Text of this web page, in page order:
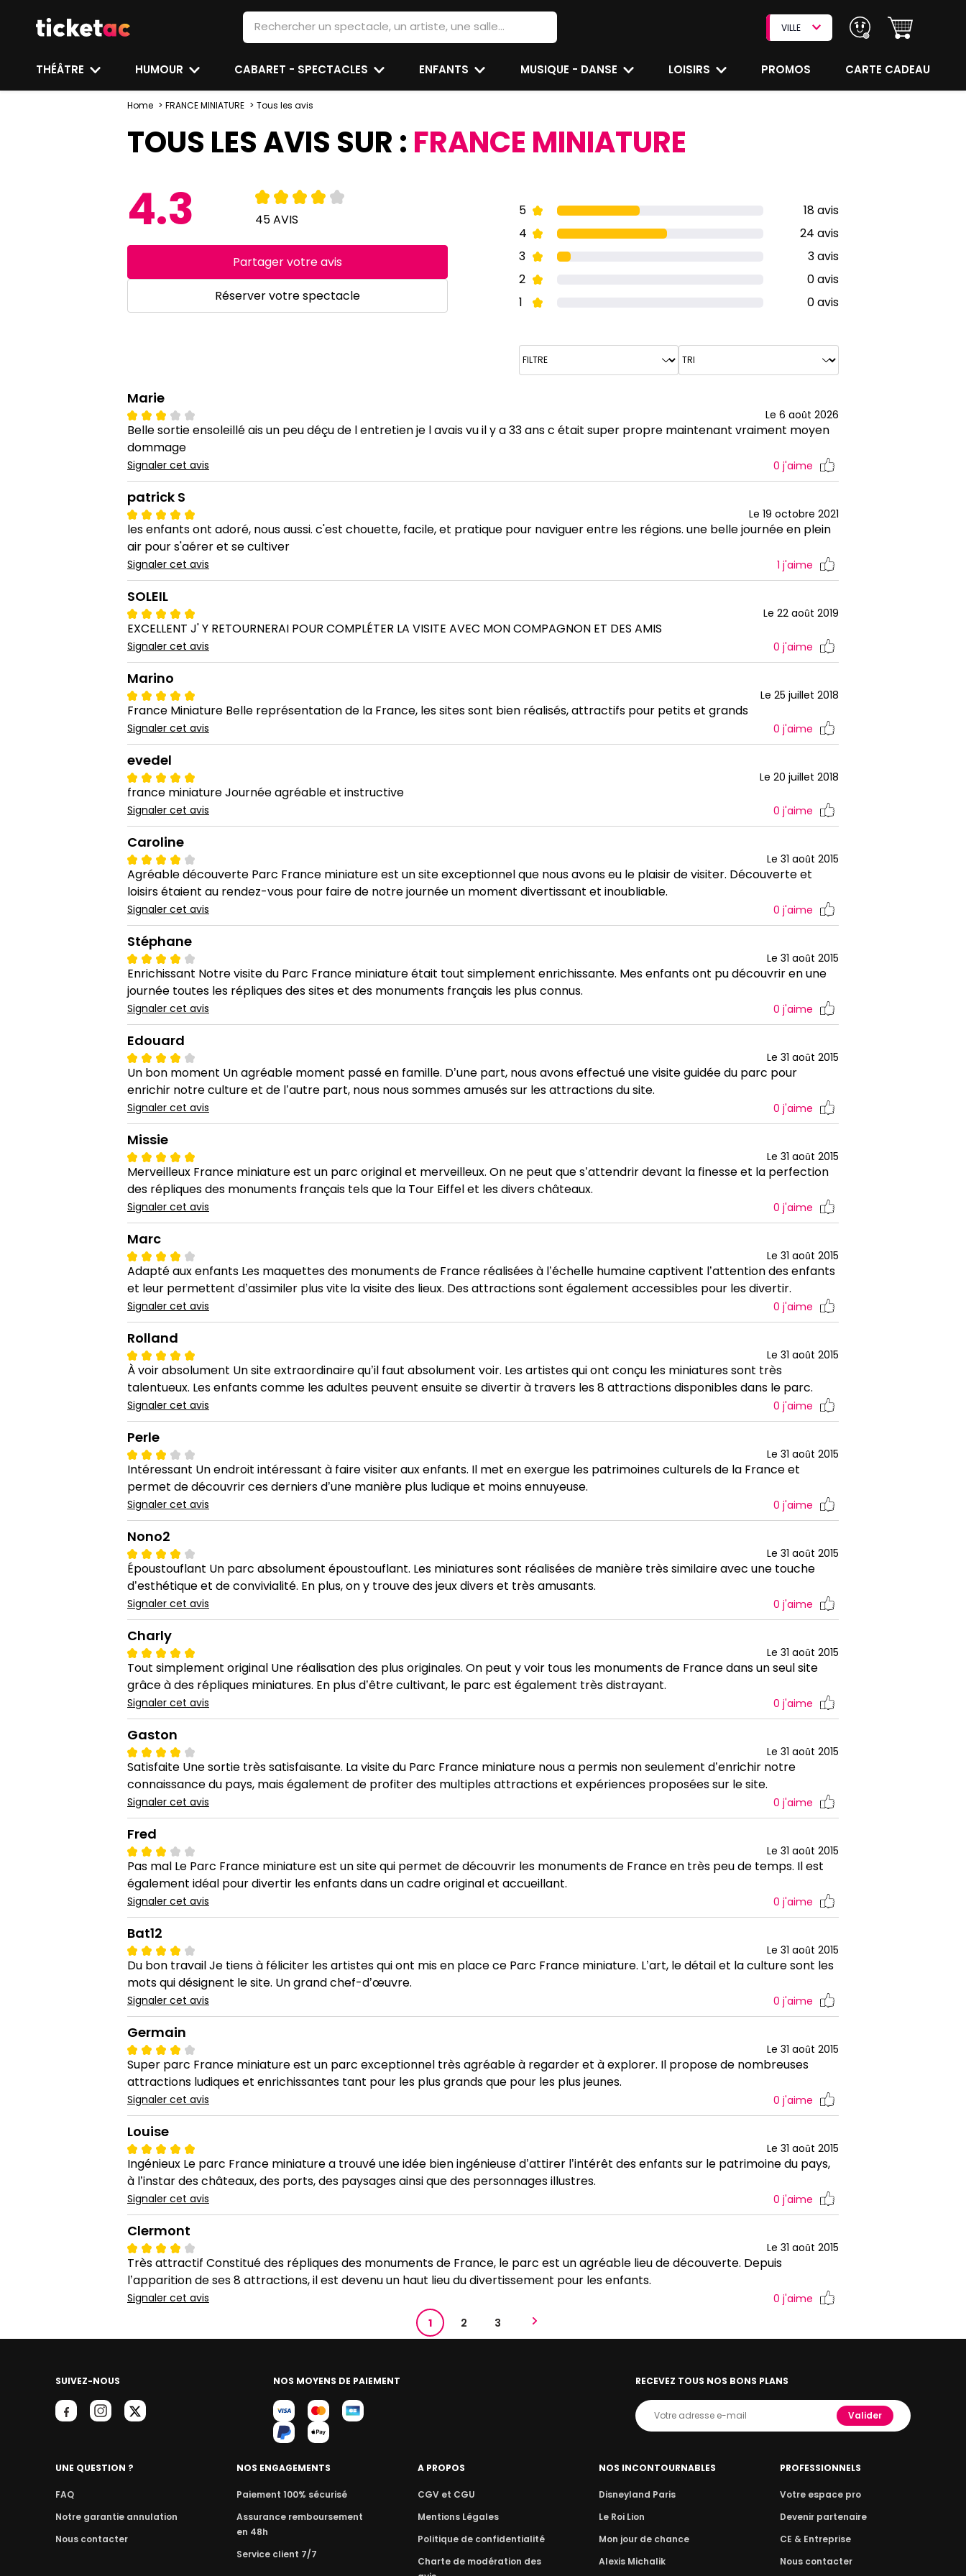
VILLE
THÉÂTRE HUMOUR CABARET - SPECTACLES ENFANTS MUSIQUE - DANSE LOISIRS PROMOS CARTE CADEAU
Home FRANCE MINIATURE Tous les avis
TOUS LES AVIS SUR : FRANCE MINIATURE
4.3 45 AVIS
Réserver votre spectacle
Partager votre avis
5
18 avis
4
24 avis
3
3 avis
2
0 avis
1
0 avis
Marie
Le 6 août 2026
Belle sortie ensoleillé ais un peu déçu de l entretien je l avais vu il y a 33 ans c était super propre maintenant vraiment moyen
dommage
Signaler cet avis 0 j'aime
patrick S
Le 19 octobre 2021
les enfants ont adoré, nous aussi. c'est chouette, facile, et pratique pour naviguer entre les régions. une belle journée en plein
air pour s'aérer et se cultiver
Signaler cet avis 1 j'aime
SOLEIL
Le 22 août 2019
EXCELLENT J' Y RETOURNERAI POUR COMPLÉTER LA VISITE AVEC MON COMPAGNON ET DES AMIS
Signaler cet avis 0 j'aime
Marino
Le 25 juillet 2018
France Miniature Belle représentation de la France, les sites sont bien réalisés, attractifs pour petits et grands
Signaler cet avis 0 j'aime
evedel
Le 20 juillet 2018
france miniature Journée agréable et instructive
Signaler cet avis 0 j'aime
Caroline
Le 31 août 2015
Agréable découverte Parc France miniature est un site exceptionnel que nous avons eu le plaisir de visiter. Découverte et
loisirs étaient au rendez-vous pour faire de notre journée un moment divertissant et inoubliable.
Signaler cet avis 0 j'aime
Stéphane
Le 31 août 2015
Enrichissant Notre visite du Parc France miniature était tout simplement enrichissante. Mes enfants ont pu découvrir en une
journée toutes les répliques des sites et des monuments français les plus connus.
Signaler cet avis 0 j'aime
Edouard
Le 31 août 2015
Un bon moment Un agréable moment passé en famille. D’une part, nous avons effectué une visite guidée du parc pour
enrichir notre culture et de l’autre part, nous nous sommes amusés sur les attractions du site.
Signaler cet avis 0 j'aime
Missie
Le 31 août 2015
Merveilleux France miniature est un parc original et merveilleux. On ne peut que s’attendrir devant la finesse et la perfection
des répliques des monuments français tels que la Tour Eiffel et les divers châteaux.
Signaler cet avis 0 j'aime
Marc
Le 31 août 2015
Adapté aux enfants Les maquettes des monuments de France réalisées à l’échelle humaine captivent l’attention des enfants
et leur permettent d’assimiler plus vite la visite des lieux. Des attractions sont également accessibles pour les divertir.
Signaler cet avis 0 j'aime
Rolland
Le 31 août 2015
À voir absolument Un site extraordinaire qu’il faut absolument voir. Les artistes qui ont conçu les miniatures sont très
talentueux. Les enfants comme les adultes peuvent ensuite se divertir à travers les 8 attractions disponibles dans le parc.
Signaler cet avis 0 j'aime
Perle
Le 31 août 2015
Intéressant Un endroit intéressant à faire visiter aux enfants. Il met en exergue les patrimoines culturels de la France et
permet de découvrir ces derniers d’une manière plus ludique et moins ennuyeuse.
Signaler cet avis 0 j'aime
Nono2
Le 31 août 2015
Époustouflant Un parc absolument époustouflant. Les miniatures sont réalisées de manière très similaire avec une touche
d’esthétique et de convivialité. En plus, on y trouve des jeux divers et très amusants.
Signaler cet avis 0 j'aime
Charly
Le 31 août 2015
Tout simplement original Une réalisation des plus originales. On peut y voir tous les monuments de France dans un seul site
grâce à des répliques miniatures. En plus d’être cultivant, le parc est également très distrayant.
Signaler cet avis 0 j'aime
Gaston
Le 31 août 2015
Satisfaite Une sortie très satisfaisante. La visite du Parc France miniature nous a permis non seulement d’enrichir notre
connaissance du pays, mais également de profiter des multiples attractions et expériences proposées sur le site.
Signaler cet avis 0 j'aime
Fred
Le 31 août 2015
Pas mal Le Parc France miniature est un site qui permet de découvrir les monuments de France en très peu de temps. Il est
également idéal pour divertir les enfants dans un cadre original et accueillant.
Signaler cet avis 0 j'aime
Bat12
Le 31 août 2015
Du bon travail Je tiens à féliciter les artistes qui ont mis en place ce Parc France miniature. L’art, le détail et la culture sont les
mots qui désignent le site. Un grand chef-d’œuvre.
Signaler cet avis 0 j'aime
Germain
Le 31 août 2015
Super parc France miniature est un parc exceptionnel très agréable à regarder et à explorer. Il propose de nombreuses
attractions ludiques et enrichissantes tant pour les plus grands que pour les plus jeunes.
Signaler cet avis 0 j'aime
Louise
Le 31 août 2015
Ingénieux Le parc France miniature a trouvé une idée bien ingénieuse d’attirer l’intérêt des enfants sur le patrimoine du pays,
à l’instar des châteaux, des ports, des paysages ainsi que des personnages illustres.
Signaler cet avis 0 j'aime
Clermont
Le 31 août 2015
Très attractif Constitué des répliques des monuments de France, le parc est un agréable lieu de découverte. Depuis
l’apparition de ses 8 attractions, il est devenu un haut lieu du divertissement pour les enfants.
Signaler cet avis 0 j'aime
1
2 3
SUIVEZ-NOUS NOS MOYENS DE PAIEMENT RECEVEZ TOUS NOS BONS PLANS
Valider
UNE QUESTION ?
FAQ
Notre garantie annulation
Nous contacter
NOS ENGAGEMENTS
Paiement 100% sécurisé
Assurance remboursement
en 48h
Service client 7/7
A PROPOS
CGV et CGU
Mentions Légales
Politique de confidentialité
Charte de modération des
NOS INCONTOURNABLES
Disneyland Paris
Le Roi Lion
Mon jour de chance
Alexis Michalik
PROFESSIONNELS
Votre espace pro
Devenir partenaire
CE & Entreprise
Nous contacter